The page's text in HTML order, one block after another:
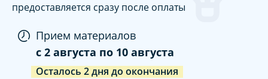
предоставляется сразу после оплаты
Прием материалов
c 2 августа по 10 августа
Осталось 2дня до окончания